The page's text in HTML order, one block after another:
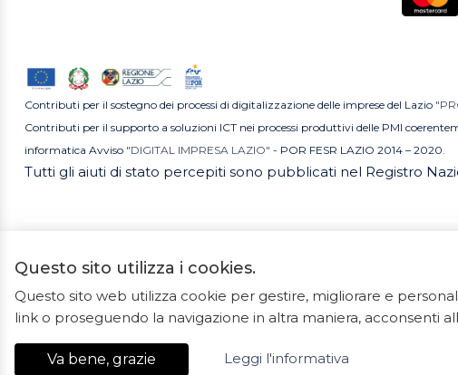
Contributi per il sostegno dei processi di digitalizzazione delle imprese del Lazio
Contributi per il supporto a soluzioni ICT nei processi produttivi delle PMI
informatica Avviso "DIGITAL IMPRESA LAZIO" - POR FESR LAZIO 2014 – 2020.
Tutti gli aiuti di stato percepiti sono pubblicati nel Registro
2023 © Tutti i
Questo sito utilizza i cookies.
Questo sito web utilizza cookie per gestire, migliorare e
link o proseguendo la navigazione in altra maniera, acconsenti
Va bene, grazie Leggi l'informativa